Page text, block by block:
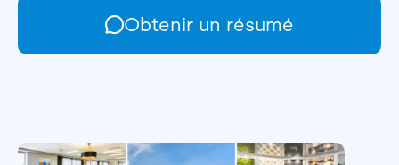
Obtenir un résumé